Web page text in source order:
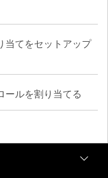
当てをセットアップ
ールを割り当てる